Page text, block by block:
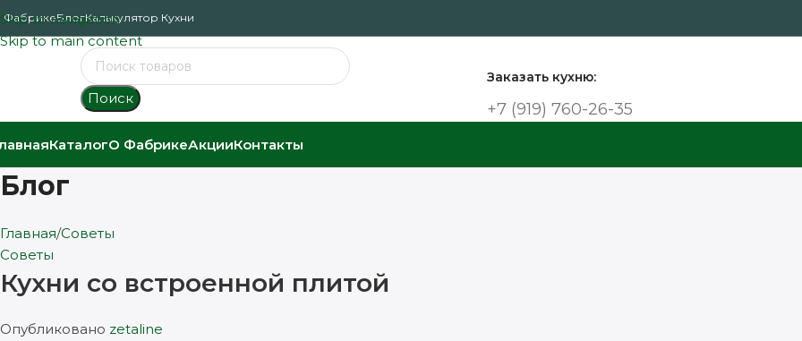
Skip to navigation
Skip to main content
ФабрикеБлогКалькулятор Кухни
Поиск
Заказать кухню:
+7 (919) 760-26-35
КаталогО ФабрикеАкцииКонтакты
Блог
Главная Советы
Советы
Кухни со встроенной плитой
Опубликовано zetaline